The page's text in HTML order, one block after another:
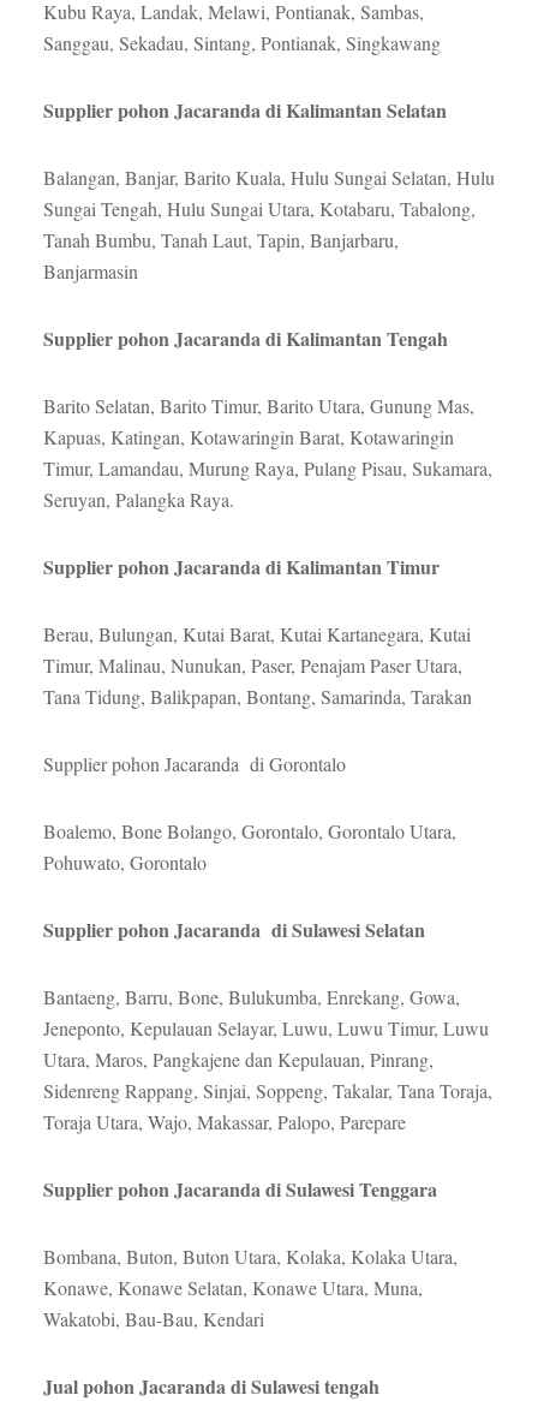
Kubu Raya, Landak, Melawi, Pontianak, Sambas,
Sanggau, Sekadau, Sintang, Pontianak, Singkawang
Supplier pohon Jacaranda di Kalimantan Selatan
Balangan, Banjar, Barito Kuala, Hulu Sungai Selatan, Hulu
Sungai Tengah, Hulu Sungai Utara, Kotabaru, Tabalong,
Tanah Bumbu, Tanah Laut, Tapin, Banjarbaru,
Banjarmasin
Supplier pohon Jacaranda di Kalimantan Tengah
Barito Selatan, Barito Timur, Barito Utara, Gunung Mas,
Kapuas, Katingan, Kotawaringin Barat, Kotawaringin
Timur, Lamandau, Murung Raya, Pulang Pisau, Sukamara,
Seruyan, Palangka Raya.
Supplier pohon Jacaranda di Kalimantan Timur
Berau, Bulungan, Kutai Barat, Kutai Kartanegara, Kutai
Timur, Malinau, Nunukan, Paser, Penajam Paser Utara,
Tana Tidung, Balikpapan, Bontang, Samarinda, Tarakan
Supplier pohon Jacaranda di Gorontalo
Boalemo, Bone Bolango, Gorontalo, Gorontalo Utara,
Pohuwato, Gorontalo
Supplier pohon Jacaranda di Sulawesi Selatan
Bantaeng, Barru, Bone, Bulukumba, Enrekang, Gowa,
Jeneponto, Kepulauan Selayar, Luwu, Luwu Timur, Luwu
Utara, Maros, Pangkajene dan Kepulauan, Pinrang,
Sidenreng Rappang, Sinjai, Soppeng, Takalar, Tana Toraja,
Toraja Utara, Wajo, Makassar, Palopo, Parepare
Supplier pohon Jacaranda di Sulawesi Tenggara
Bombana, Buton, Buton Utara, Kolaka, Kolaka Utara,
Konawe, Konawe Selatan, Konawe Utara, Muna,
Wakatobi, Bau-Bau, Kendari
Jual pohon Jacaranda di Sulawesi tengah